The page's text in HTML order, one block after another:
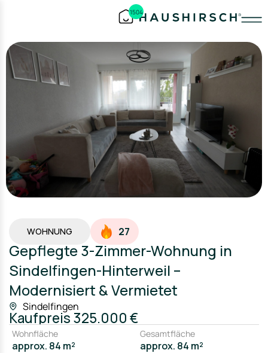
1504
WOHNUNG 27
Gepflegte 3-Zimmer-Wohnung in
Sindelfingen-Hinterweil –
Modernisiert & Vermietet
Sindelfingen
Kaufpreis325.000 €
Wohnfläche
approx. 84 m²
Gesamtfläche
approx. 84 m²